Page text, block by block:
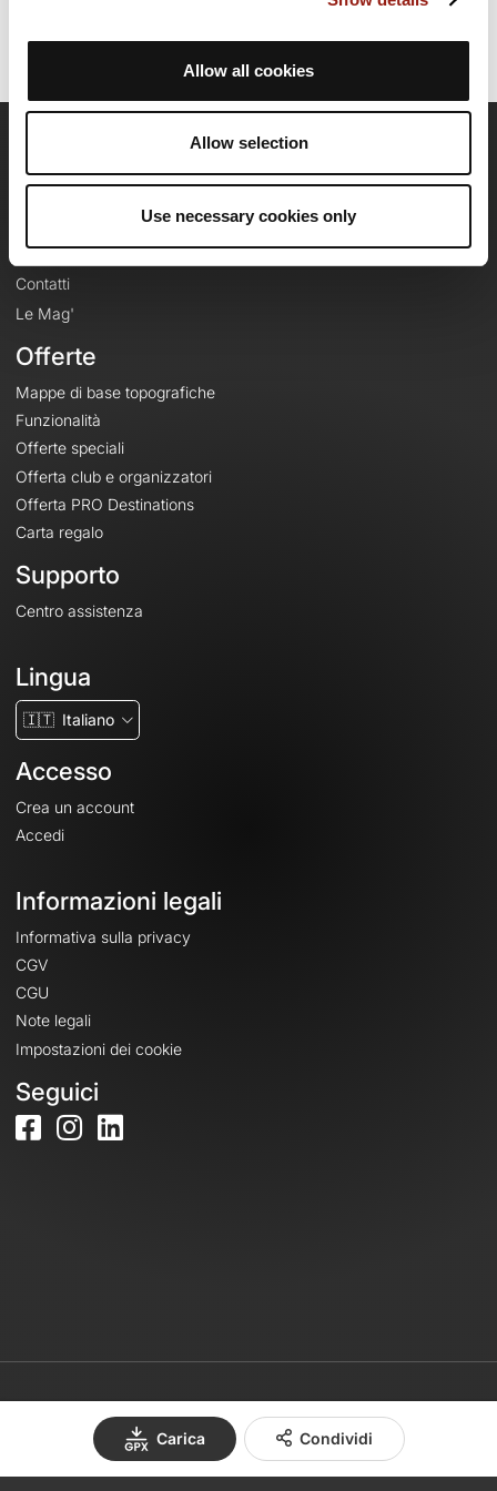
Allow all cookies
Allow selection
Use necessary cookies only
Carica Condividi
Contatti
Le Mag'
Offerte
Mappe di base topografiche
Funzionalità
Offerte speciali
Offerta club e organizzatori
Offerta PRO Destinations
Carta regalo
Supporto
Centro assistenza
Lingua
🇮🇹 Italiano
Accesso
Crea un account
Accedi
Informazioni legali
Informativa sulla privacy
CGV
CGU
Note legali
Impostazioni dei cookie
Seguici
© 2026 OpenRunner - Versione 7.31.3